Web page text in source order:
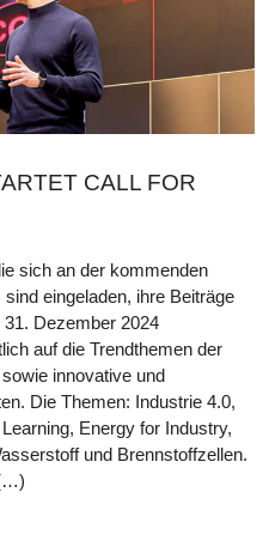
CALL FOR
sich an der kommenden
eingeladen, ihre Beiträge
Dezember 2024
auf die Trendthemen der
innovative und
Die Themen: Industrie 4.0,
Energy for Industry,
und Brennstoffzellen.